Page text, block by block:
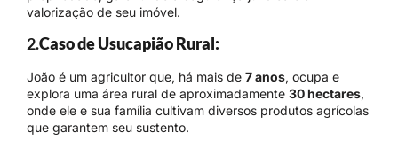
valorização de seu imóvel.
2.Caso de Usucapião Rural:
João é um agricultor que, há mais de 7 anos, ocupa e
explora uma área rural de aproximadamente 30 hectares,
onde ele e sua família cultivam diversos produtos agrícolas
que garantem seu sustento.